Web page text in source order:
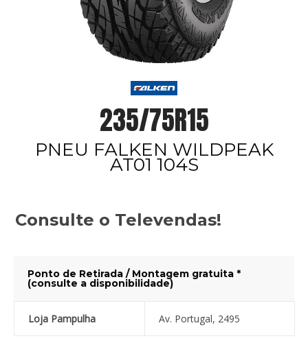
235/75R15
PNEU FALKEN WILDPEAK
AT01 104S
Consulte o Televendas!
Ponto de Retirada / Montagem gratuita *
(consulte a disponibilidade)
Loja Pampulha Av. Portugal, 2495